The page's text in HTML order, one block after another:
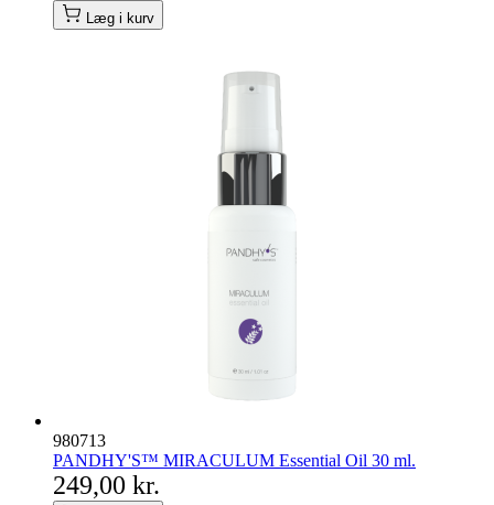
Læg i kurv
980713
PANDHY'S™ MIRACULUM Essential Oil 30 ml.
249,00 kr.